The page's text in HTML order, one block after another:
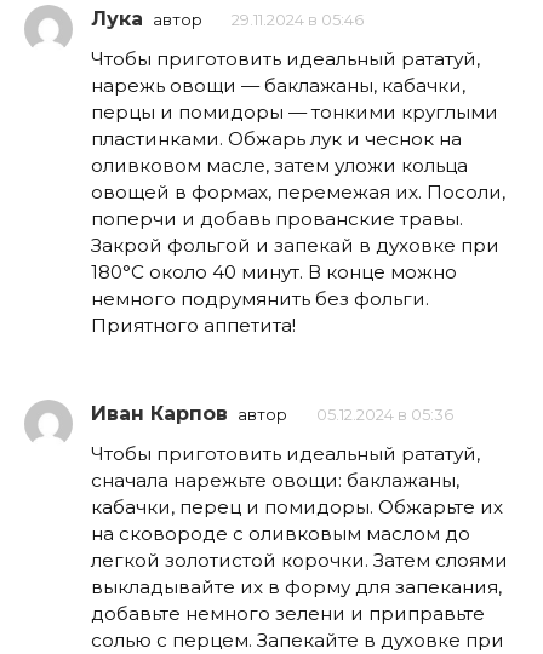
Лука автор 29.11.2024 в 05:46
Чтобы приготовить идеальный рататуй,
нарежь овощи — баклажаны, кабачки,
перцы и помидоры — тонкими круглыми
пластинками. Обжарь лук и чеснок на
оливковом масле, затем уложи кольца
овощей в формах, перемежая их. Посоли,
поперчи и добавь прованские травы.
Закрой фольгой и запекай в духовке при
180°C около 40 минут. В конце можно
немного подрумянить без фольги.
Приятного аппетита!
Иван Карпов автор 05.12.2024 в 05:36
Чтобы приготовить идеальный рататуй,
сначала нарежьте овощи: баклажаны,
кабачки, перец и помидоры. Обжарьте их
на сковороде с оливковым маслом до
легкой золотистой корочки. Затем слоями
выкладывайте их в форму для запекания,
добавьте немного зелени и приправьте
солью с перцем. Запекайте в духовке при